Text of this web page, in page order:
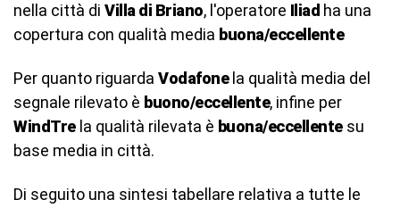
nella città di Villa di Briano, l'operatore Iliad ha una
copertura con qualità media buona/eccellente
Per quanto riguarda Vodafonela qualità media del
segnale rilevato è buono/eccellente, infine per
WindTrela qualità rilevata è buona/eccellentesu
base media in città.
Di seguito una sintesi tabellare relativa a tutte le